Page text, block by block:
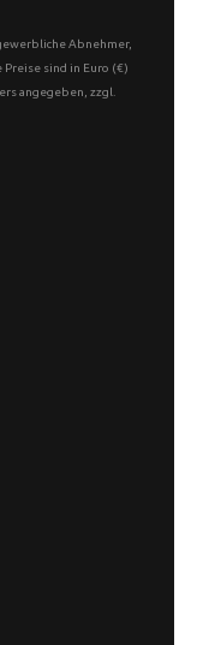
Abnehmer,
sind in Euro (€)
angegeben, zzgl.